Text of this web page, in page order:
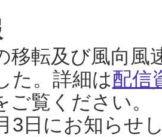
移転及び風向風
た。詳細は配信
ご覧ください。
3日にお知らせ